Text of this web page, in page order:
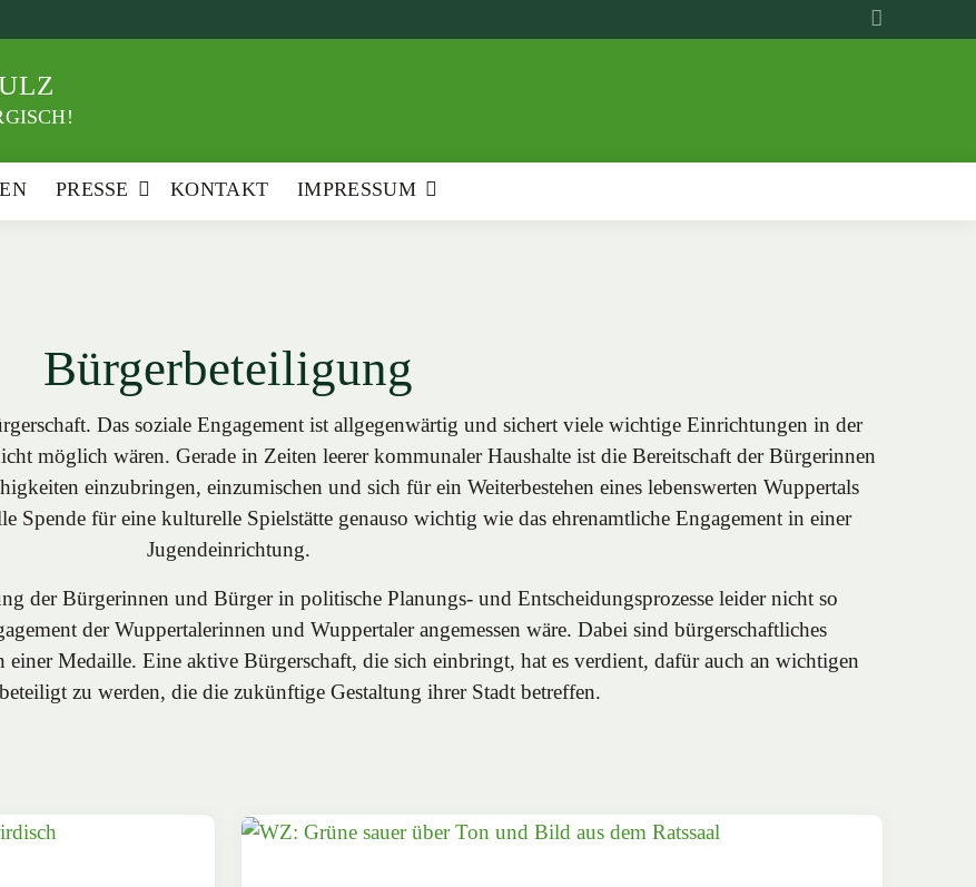
PRESSE KONTAKT IMPRESSUM
Bürgerbeteiligung
Das soziale Engagement ist allgegenwärtig und sichert viele wichtige Einrichtungen in der
möglich wären. Gerade in Zeiten leerer kommunaler Haushalte ist die Bereitschaft der Bürgerinnen
einzubringen, einzumischen und sich für ein Weiterbestehen eines lebenswerten Wuppertals
Spende für eine kulturelle Spielstätte genauso wichtig wie das ehrenamtliche Engagement in einer
Jugendeinrichtung.
der Bürgerinnen und Bürger in politische Planungs- und Entscheidungsprozesse leider nicht so
der Wuppertalerinnen und Wuppertaler angemessen wäre. Dabei sind bürgerschaftliches
Medaille. Eine aktive Bürgerschaft, die sich einbringt, hat es verdient, dafür auch an wichtigen
zu werden, die die zukünftige Gestaltung ihrer Stadt betreffen.